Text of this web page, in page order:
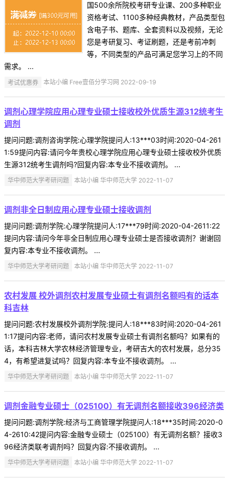
国500余所院校考研专业课、200多种职业
资格考试、1100多种经典教材，产品类型包
含电子书、题库、全套资料以及视频，无论
您是考研复习、考证刷题，还是考前冲刺
等，不同类型的产品可满足您学习上的不同
需求。 ...
考试优惠券 本站小编 Free壹佰分学习网 2022-09-19
调剂心理学院应用心理专业硕士接收校外优质生源312统考生
调剂
提问问题:调剂咨询学院:心理学院提问人:13***03时间:2020-04-261
1:59提问内容:请问今年贵校心理学院应用心理专业硕士接收校外优质
生源312统考生调剂吗?回复内容:本专业不接收调剂。 ...
华中师范大学考研问题 本站小编 华中师范大学 2022-11-07
调剂非全日制应用心理专业硕士接收调剂
提问问题:调剂学院:心理学院提问人:17***79时间:2020-04-2611:22
提问内容:请问今年非全日制应用心理专业硕士是否接收调剂？谢谢回
复内容:本专业不接收调剂。 ...
华中师范大学考研问题 本站小编 华中师范大学 2022-11-07
农村发展 校外调剂农村发展专业硕士有调剂名额吗有的话本
科吉林
提问问题:农村发展校外调剂学院:提问人:18***83时间:2020-04-261
1:17提问内容:老师，请问农村发展专业硕士有调剂名额吗？如果有的
话，本科吉林大学农林经济管理专业，考研吉大的农村发展，总分35
4，有希望进复试吗？回复内容:本专业不接收调剂。 ...
华中师范大学考研问题 本站小编 华中师范大学 2022-11-07
调剂金融专业硕士（025100）有无调剂名额接收396经济类
提问问题:调剂学院:经济与工商管理学院提问人:18***35时间:2020-0
4-2610:42提问内容:金融专业硕士（025100）有无调剂名额？接收3
96经济类联考调剂吗？回复内容:不接收调剂。 ...
华中师范大学考研问题 本站小编 华中师范大学 2022-11-07